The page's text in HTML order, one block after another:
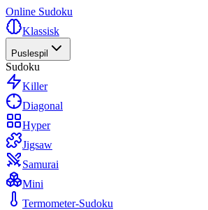
Online Sudoku
Klassisk
Puslespil
Sudoku
Killer
Diagonal
Hyper
Jigsaw
Samurai
Mini
Termometer-Sudoku